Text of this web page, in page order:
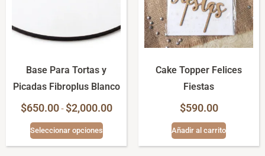
Base Para Tortas y
Picadas Fibroplus Blanco
$650.00 - $2,000.00
Seleccionar opciones
Cake Topper Felices
Fiestas
$590.00
Añadir al carrito